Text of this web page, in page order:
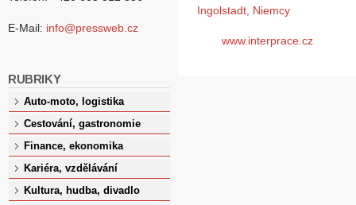
E-Mail: info@pressweb.cz
RUBRIKY
Auto-moto, logistika
Cestování, gastronomie
Finance, ekonomika
Kariéra, vzdělávání
Kultura, hudba, divadlo
Ingolstadt, Niemcy
www.interprace.cz